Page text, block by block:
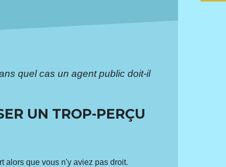
quel cas un agent public doit-il
UN TROP-PERÇU
alors que vous n'y aviez pas droit.